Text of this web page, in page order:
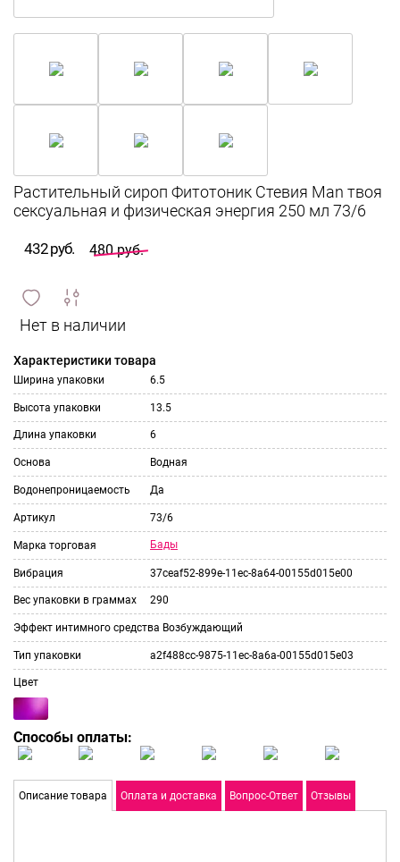
432 руб. 480 руб.
и
сравнить
ИЗБРАННОЕ
Характеристики товара
Ширина упаковки 6.5
Высота упаковки 13.5
Длина упаковки 6
Основа Водная
Водонепроницаемость Да
Артикул 73/6
Марка торговая Бады
Вибрация 37ceaf52-899e-11ec-8a64-00155d015e00
Вес упаковки в граммах 290
Эффект интимного средства Возбуждающий
Тип упаковки a2f488cc-9875-11ec-8a6a-00155d015e03
Цвет
Способы оплаты:
Описание товара Оплата и доставка Вопрос-Ответ Отзывы